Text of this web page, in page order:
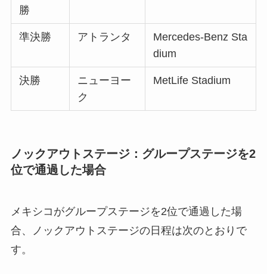
勝
準決勝 アトランタ
Mercedes-Benz Sta
dium
決勝
ニューヨー
ク
MetLife Stadium
ノックアウトステージ：グループステージを2
位で通過した場合
メキシコがグループステージを2位で通過した場
合、ノックアウトステージの日程は次のとおりで
す。